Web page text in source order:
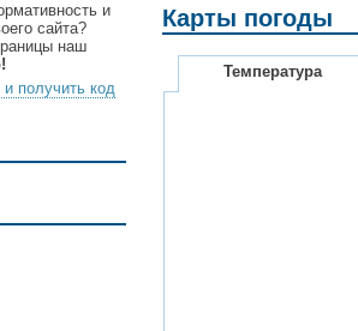
и
сайта?
наш
и получить код
Карты погоды
Температура